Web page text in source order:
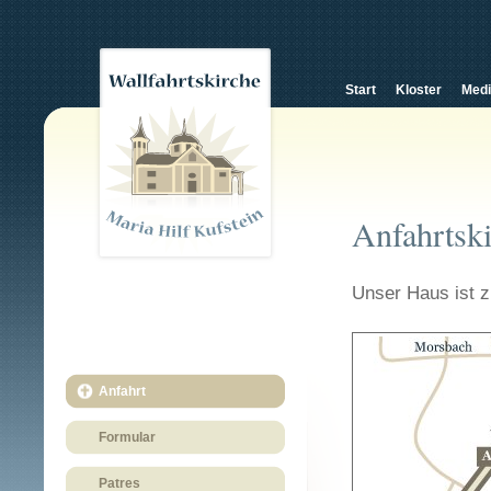
Start Kloster
Anfahrt
Formular
Patres
Unser Haus ist